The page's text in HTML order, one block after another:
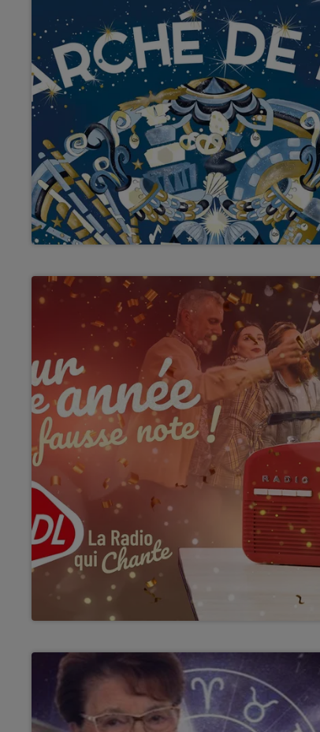
12h00 - 13h00
RDL & VOUS